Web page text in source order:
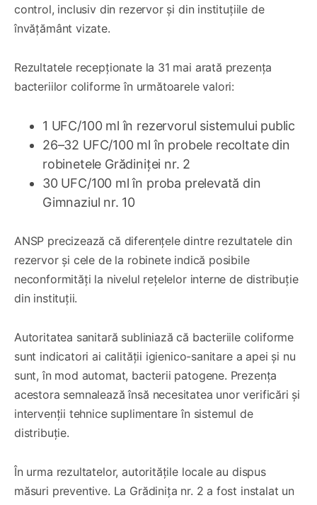
control, inclusiv din rezervor și din instituțiile de
învățământ vizate.
Rezultatele recepționate la 31 mai arată prezența
bacteriilor coliforme în următoarele valori:
1 UFC/100 ml în rezervorul sistemului public
26–32 UFC/100 ml în probele recoltate din
robinetele Grădiniței nr. 2
30 UFC/100 ml în proba prelevată din
Gimnaziul nr. 10
ANSP precizează că diferențele dintre rezultatele din
rezervor și cele de la robinete indică posibile
neconformități la nivelul rețelelor interne de distribuție
din instituții.
Autoritatea sanitară subliniază că bacteriile coliforme
sunt indicatori ai calității igienico-sanitare a apei și nu
sunt, în mod automat, bacterii patogene. Prezența
acestora semnalează însă necesitatea unor verificări și
intervenții tehnice suplimentare în sistemul de
distribuție.
În urma rezultatelor, autoritățile locale au dispus
măsuri preventive. La Grădinița nr. 2 a fost instalat un